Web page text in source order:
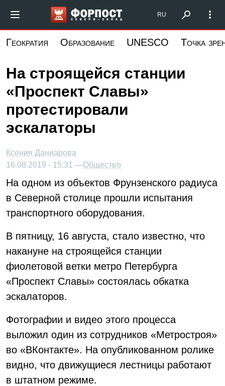
основному
Форпост Северо-Запад
RU
Геократия Образование UNESCO Точка
На строящейся станции
«Проспект Славы»
протестировали
эскалаторы
Ксения Даниарова
16.08.2019 - 15:31 —Общество
На одном из объектов Фрунзенского радиуса
в Северной столице прошли испытания
транспортного оборудования.
В пятницу, 16 августа, стало известно, что
накануне на строящейся станции
фиолетовой ветки метро Петербурга
«Проспект Славы» состоялась обкатка
эскалаторов.
Фотографии и видео этого процесса
выложил один из сотрудников «Метростроя»
во «ВКонтакте». На опубликованном ролике
видно, что движущиеся лестницы работают
в штатном режиме.